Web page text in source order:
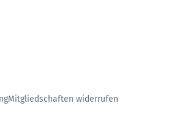
Mitgliedschaften widerrufen